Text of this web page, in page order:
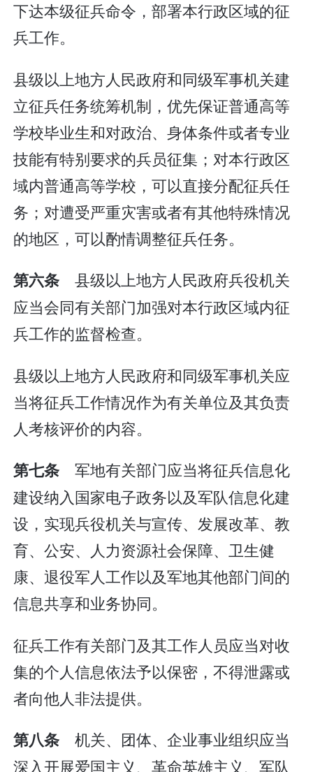
下达本级征兵命令，部署本行政区域的征
兵工作。
县级以上地方人民政府和同级军事机关建
立征兵任务统筹机制，优先保证普通高等
学校毕业生和对政治、身体条件或者专业
技能有特别要求的兵员征集；对本行政区
域内普通高等学校，可以直接分配征兵任
务；对遭受严重灾害或者有其他特殊情况
的地区，可以酌情调整征兵任务。
第六条 县级以上地方人民政府兵役机关
应当会同有关部门加强对本行政区域内征
兵工作的监督检查。
县级以上地方人民政府和同级军事机关应
当将征兵工作情况作为有关单位及其负责
人考核评价的内容。
第七条 军地有关部门应当将征兵信息化
建设纳入国家电子政务以及军队信息化建
设，实现兵役机关与宣传、发展改革、教
育、公安、人力资源社会保障、卫生健
康、退役军人工作以及军地其他部门间的
信息共享和业务协同。
征兵工作有关部门及其工作人员应当对收
集的个人信息依法予以保密，不得泄露或
者向他人非法提供。
第八条 机关、团体、企业事业组织应当
深入开展爱国主义、革命英雄主义、军队